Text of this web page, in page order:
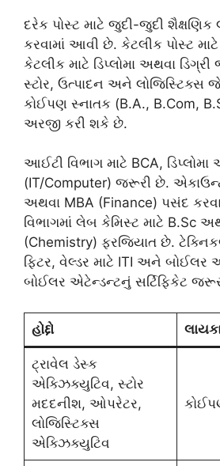
દરેક પોસ્ટ માટે જુદી-જુદી શૈક્ષણિક
કરવામાં આવી છે. કેટલીક પોસ્ટ
કેટલીક માટે ડિપ્લોમા અથવા
સ્ટોર, ઉત્પાદન અને લોજિસ્ટિક્સ
કોઈપણ સ્નાતક (B.A., B.Com,
અરજી કરી શકે છે.
આઈટી વિભાગ માટે BCA, ડિપ્લોમા
(IT/Computer) જરૂરી છે.
અથવા MBA (Finance) પસંદ
વિભાગમાં લેબ કેમિસ્ટ માટે B.Sc
(Chemistry) ફરજિયાત છે.
ફિટર, વેલ્ડર માટે ITI અને બોઈલર
બોઈલર એટેન્ડન્ટનું સર્ટિફિકેટ
હોદ્દો
ટ્રાવેલ ડેસ્ક
એક્ઝિક્યુટિવ, સ્ટોર
મદદનીશ, ઓપરેટર,
લોજિસ્ટિક્સ
એક્ઝિક્યુટિવ